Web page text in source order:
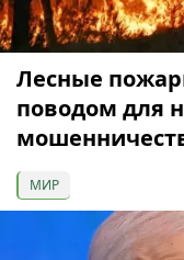
Лесные
поводом для
МИР